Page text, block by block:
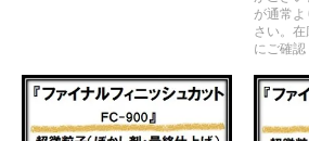
が通常
さい。
にご確認